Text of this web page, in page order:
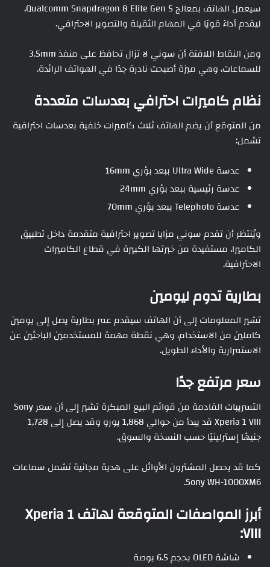
سيعمل الهاتف بمعالج Qualcomm Snapdragon 8 Elite Gen 5،
ليقدم أداءً قويًا في المهام الثقيلة والتصوير الاحترافي.
ومن النقاط اللافتة أن سوني لا تزال تحافظ على منفذ 3.5mm
للسماعات، وهي ميزة أصبحت نادرة جدًا في الهواتف الرائدة.
نظام كاميرات احترافي بعدسات متعددة
من المتوقع أن يضم الهاتف ثلاث كاميرات خلفية بعدسات احترافية
تشمل:
عدسة Ultra Wide ببعد بؤري 16mm
عدسة رئيسية ببعد بؤري 24mm
عدسة Telephoto ببعد بؤري 70mm
ويُنتظر أن تقدم سوني مزايا تصوير احترافية متقدمة داخل تطبيق
الكاميرا، مستفيدة من خبرتها الكبيرة في قطاع الكاميرات
الاحترافية.
بطارية تدوم ليومين
تشير المعلومات إلى أن الهاتف سيقدم عمر بطارية يصل إلى يومين
كاملين من الاستخدام، وهي نقطة مهمة للمستخدمين الباحثين عن
الاستمرارية والأداء الطويل.
سعر مرتفع جدًا
التسريبات القادمة من قوائم البيع المبكرة تشير إلى أن سعر Sony
Xperia 1 VIII قد يبدأ من حوالي 1,868 يورو وقد يصل إلى 1,728
جنيهًا إسترلينيًا حسب النسخة والسوق.
كما قد يحصل المشترون الأوائل على هدية مجانية تشمل سماعات
Sony WH-1000XM6.
أبرز المواصفات المتوقعة لهاتف Xperia 1
VIII:
شاشة OLED بحجم 6.5 بوصة